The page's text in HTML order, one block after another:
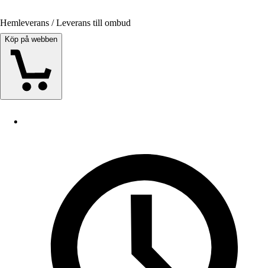
Hemleverans / Leverans till ombud
Köp på webben